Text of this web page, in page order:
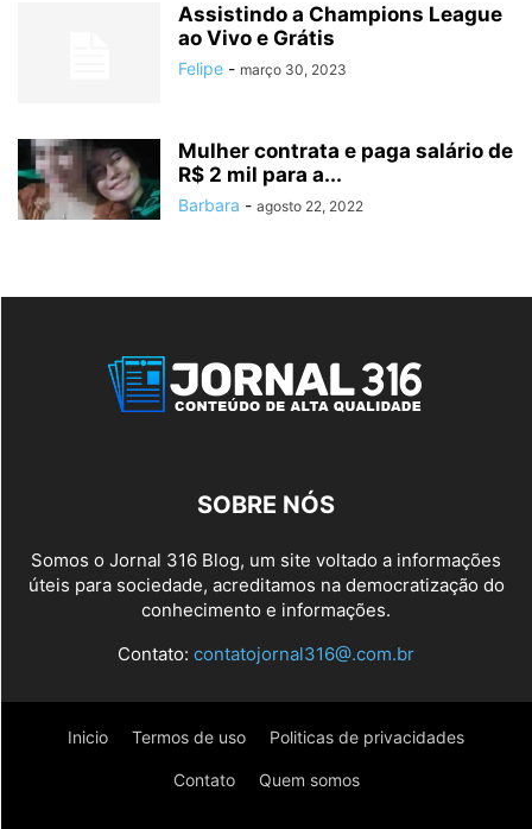
Assistindo a Champions League
ao Vivo e Grátis
Felipe - março 30, 2023
Mulher contrata e paga salário de
R$ 2 mil para a...
Barbara - agosto 22, 2022
SOBRE NÓS
Somos o Jornal 316 Blog, um site voltado a informações
úteis para sociedade, acreditamos na democratização do
conhecimento e informações.
Contato: contatojornal316@.com.br
Inicio Termos de uso Politicas de privacidades
Contato Quem somos